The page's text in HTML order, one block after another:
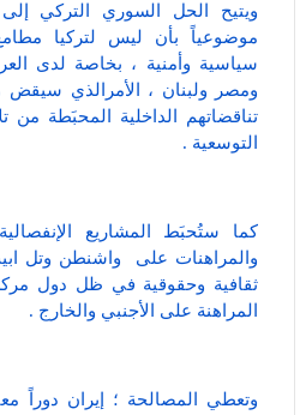
ويتيح الحل السوري التركي إلى
موضوعياً بأن ليس لتركيا
سياسية وأمنية ، بخاصة لدى
ومصر ولبنان ، الأمرالذي سيقض
تناقضاتهم الداخلية المحبَطة
التوسعية .
كما ستُحبَط المشاريع
والمراهنات على واشنطن وتل
ثقافية وحقوقية في ظل دول
المراهنة على الأجنبي والخارج .
وتعطي المصالحة ؛ إيران دوراً